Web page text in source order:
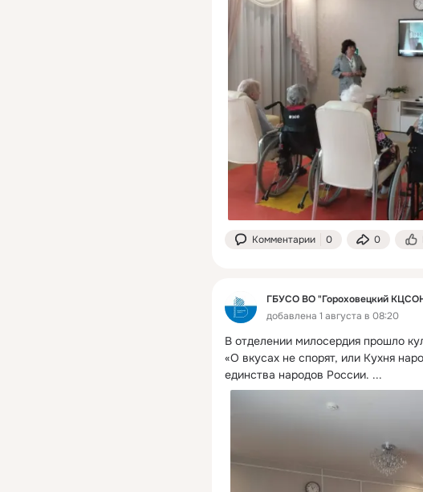
Комментарии 0 0
ГБУСО ВО "Гороховецкий
добавлена 1 августа в 08:20
В отделении милосердия прошло
«О вкусах не спорят, или Кухня
единства народов России. ...